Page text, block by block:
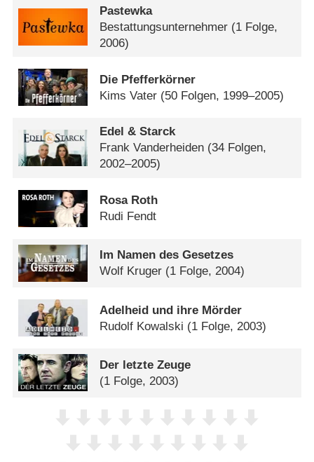
Pastewka
Bestattungsunternehmer (1 Folge,
2006)
Die Pfefferkörner
Kims Vater (50 Folgen, 1999–2005)
Edel & Starck
Frank Vanderheiden (34 Folgen,
2002–2005)
Rosa Roth
Rudi Fendt
Im Namen des Gesetzes
Wolf Kruger (1 Folge, 2004)
Adelheid und ihre Mörder
Rudolf Kowalski (1 Folge, 2003)
Der letzte Zeuge
(1 Folge, 2003)